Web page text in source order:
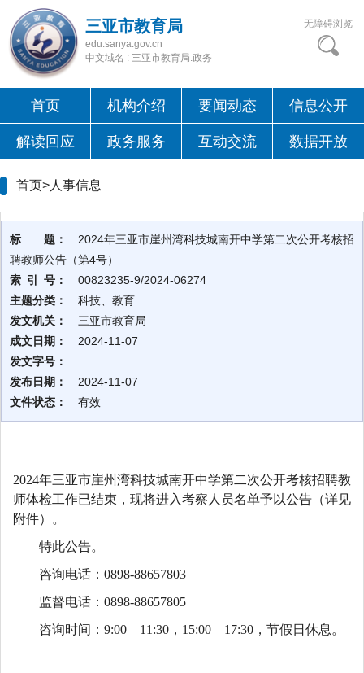
三亚市教育局
edu.sanya.gov.cn
中文域名 : 三亚市教育局.政务
无障碍浏览
首页 机构介绍 要闻动态 信息公开
解读回应 政务服务 互动交流 数据开放
首页>人事信息
标 题：
2024年三亚市崖州湾科技城南开中学第二次公开考核招
聘教师公告（第4号）
索 引 号：
00823235-9/2024-06274
主题分类：
科技、教育
发文机关：
三亚市教育局
成文日期：
2024-11-07
发文字号：
发布日期：
2024-11-07
文件状态：
有效
2024年三亚市崖州湾科技城南开中学第二次公开考核招聘教
师体检工作已结束，现将进入考察人员名单予以公告（详见
附件）。
特此公告。
咨询电话： 0898-88657803
监督电话： 0898-88657805
咨询时间： 9:00—11:30，15:00—17:30，节假日休息。